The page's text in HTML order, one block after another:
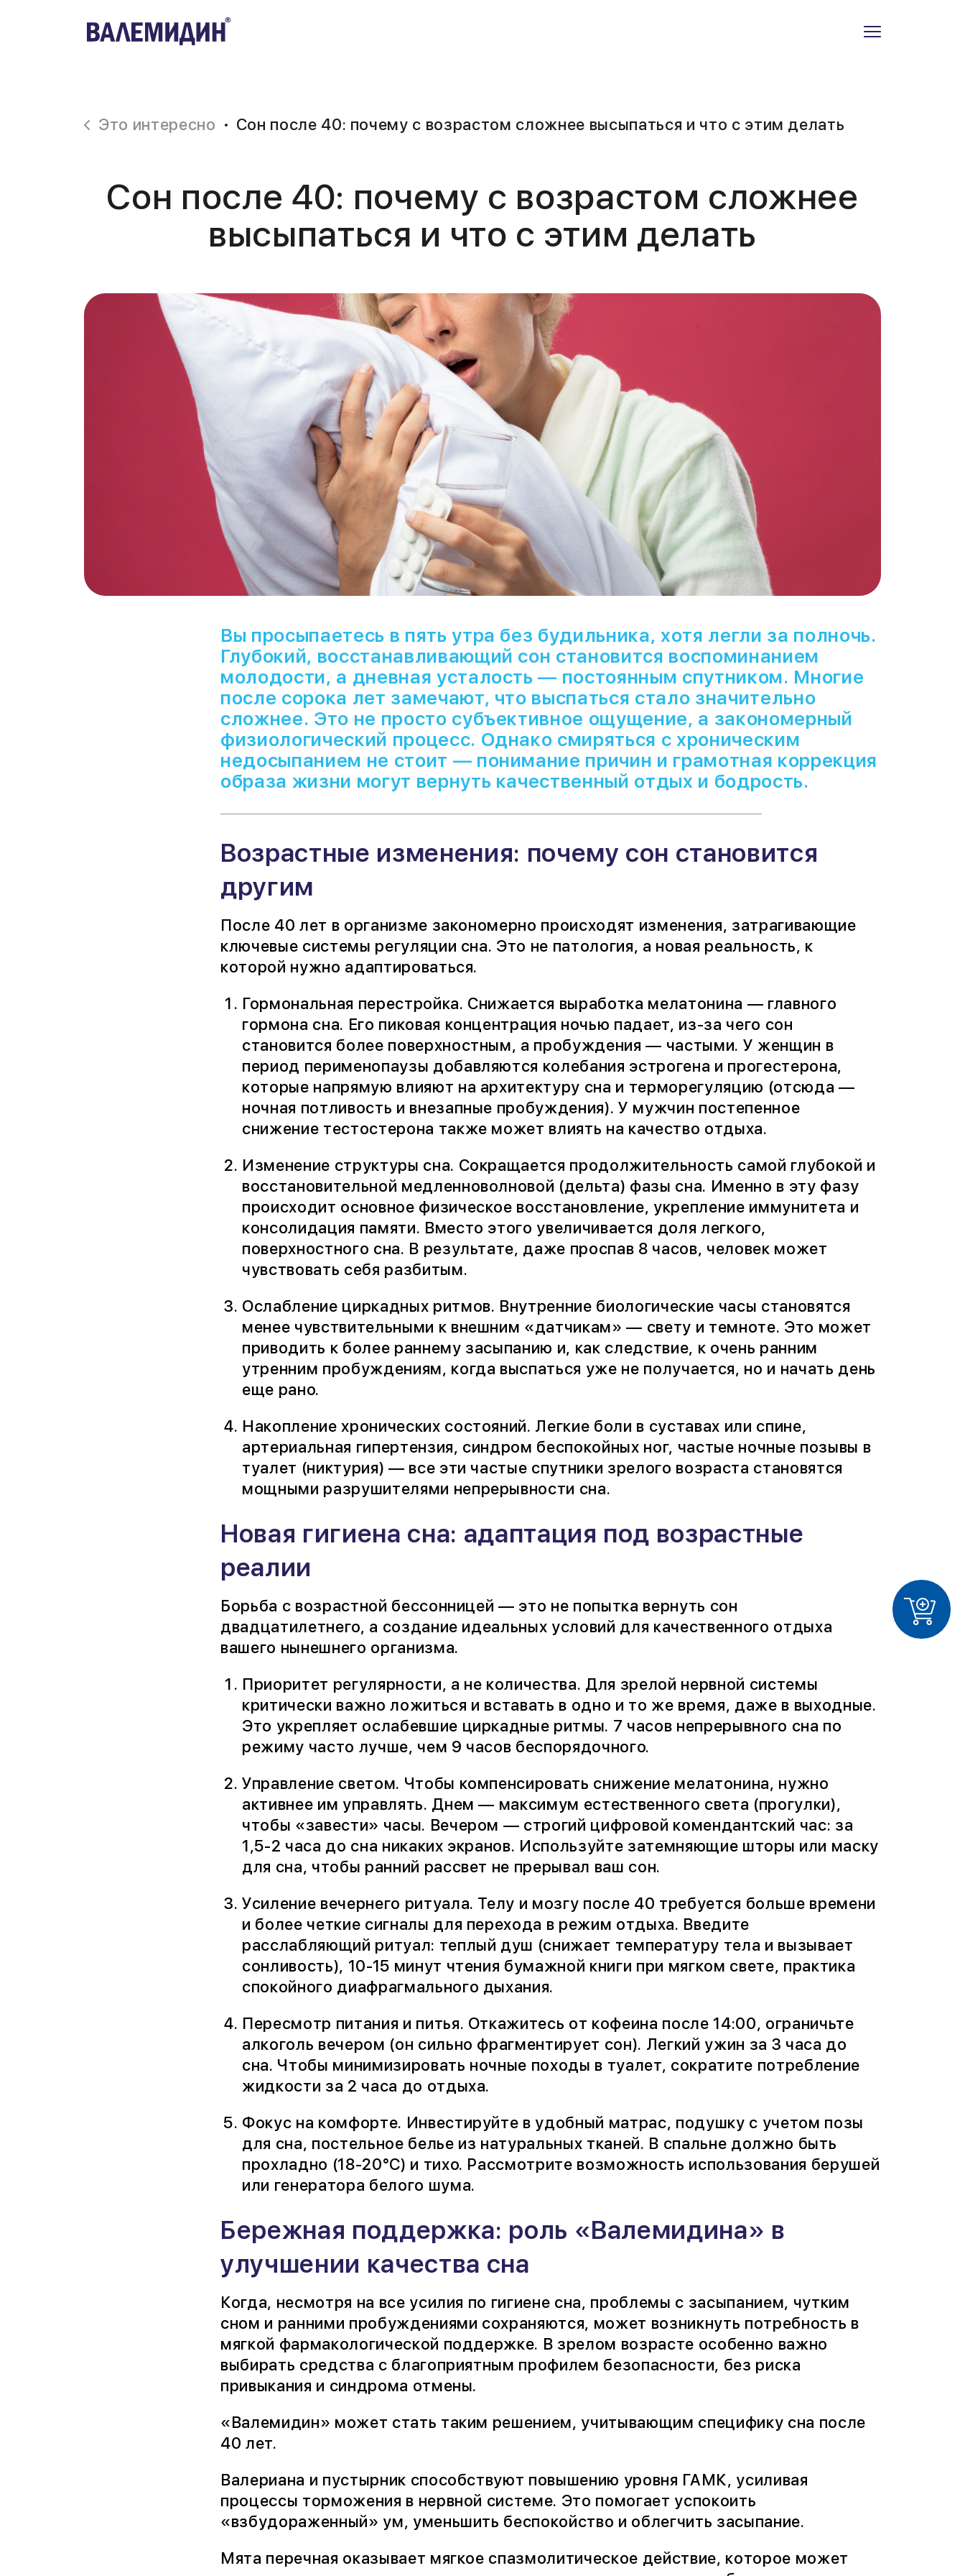
Это интересно Сон после 40: почему с возрастом сложнее высыпаться и что с этим делать
Сон после 40: почему с возрастом сложнее
высыпаться и что с этим делать
Вы просыпаетесь в пять утра без будильника, хотя легли за полночь.
Глубокий, восстанавливающий сон становится воспоминанием
молодости, а дневная усталость — постоянным спутником. Многие
после сорока лет замечают, что выспаться стало значительно
сложнее. Это не просто субъективное ощущение, а закономерный
физиологический процесс. Однако смиряться с хроническим
недосыпанием не стоит — понимание причин и грамотная коррекция
образа жизни могут вернуть качественный отдых и бодрость.
Возрастные изменения: почему сон становится
другим
После 40 лет в организме закономерно происходят изменения, затрагивающие
ключевые системы регуляции сна. Это не патология, а новая реальность, к
которой нужно адаптироваться.
Гормональная перестройка. Снижается выработка мелатонина — главного
гормона сна. Его пиковая концентрация ночью падает, из-за чего сон
становится более поверхностным, а пробуждения — частыми. У женщин в
период перименопаузы добавляются колебания эстрогена и прогестерона,
которые напрямую влияют на архитектуру сна и терморегуляцию (отсюда —
ночная потливость и внезапные пробуждения). У мужчин постепенное
снижение тестостерона также может влиять на качество отдыха.
Изменение структуры сна. Сокращается продолжительность самой глубокой и
восстановительной медленноволновой (дельта) фазы сна. Именно в эту фазу
происходит основное физическое восстановление, укрепление иммунитета и
консолидация памяти. Вместо этого увеличивается доля легкого,
поверхностного сна. В результате, даже проспав 8 часов, человек может
чувствовать себя разбитым.
Ослабление циркадных ритмов. Внутренние биологические часы становятся
менее чувствительными к внешним «датчикам» — свету и темноте. Это может
приводить к более раннему засыпанию и, как следствие, к очень ранним
утренним пробуждениям, когда выспаться уже не получается, но и начать день
еще рано.
Накопление хронических состояний. Легкие боли в суставах или спине,
артериальная гипертензия, синдром беспокойных ног, частые ночные позывы в
туалет (никтурия) — все эти частые спутники зрелого возраста становятся
мощными разрушителями непрерывности сна.
Новая гигиена сна: адаптация под возрастные
реалии
Борьба с возрастной бессонницей — это не попытка вернуть сон
двадцатилетнего, а создание идеальных условий для качественного отдыха
вашего нынешнего организма.
Приоритет регулярности, а не количества. Для зрелой нервной системы
критически важно ложиться и вставать в одно и то же время, даже в выходные.
Это укрепляет ослабевшие циркадные ритмы. 7 часов непрерывного сна по
режиму часто лучше, чем 9 часов беспорядочного.
Управление светом. Чтобы компенсировать снижение мелатонина, нужно
активнее им управлять. Днем — максимум естественного света (прогулки),
чтобы «завести» часы. Вечером — строгий цифровой комендантский час: за
1,5-2 часа до сна никаких экранов. Используйте затемняющие шторы или маску
для сна, чтобы ранний рассвет не прерывал ваш сон.
Усиление вечернего ритуала. Телу и мозгу после 40 требуется больше времени
и более четкие сигналы для перехода в режим отдыха. Введите
расслабляющий ритуал: теплый душ (снижает температуру тела и вызывает
сонливость), 10-15 минут чтения бумажной книги при мягком свете, практика
спокойного диафрагмального дыхания.
Пересмотр питания и питья. Откажитесь от кофеина после 14:00, ограничьте
алкоголь вечером (он сильно фрагментирует сон). Легкий ужин за 3 часа до
сна. Чтобы минимизировать ночные походы в туалет, сократите потребление
жидкости за 2 часа до отдыха.
Фокус на комфорте. Инвестируйте в удобный матрас, подушку с учетом позы
для сна, постельное белье из натуральных тканей. В спальне должно быть
прохладно (18-20°C) и тихо. Рассмотрите возможность использования берушей
или генератора белого шума.
Бережная поддержка: роль «Валемидина» в
улучшении качества сна
Когда, несмотря на все усилия по гигиене сна, проблемы с засыпанием, чутким
сном и ранними пробуждениями сохраняются, может возникнуть потребность в
мягкой фармакологической поддержке. В зрелом возрасте особенно важно
выбирать средства с благоприятным профилем безопасности, без риска
привыкания и синдрома отмены.
«Валемидин» может стать таким решением, учитывающим специфику сна после
40 лет.
Валериана и пустырник способствуют повышению уровня ГАМК, усиливая
процессы торможения в нервной системе. Это помогает успокоить
«взбудораженный» ум, уменьшить беспокойство и облегчить засыпание.
Мята перечная оказывает мягкое спазмолитическое действие, которое может